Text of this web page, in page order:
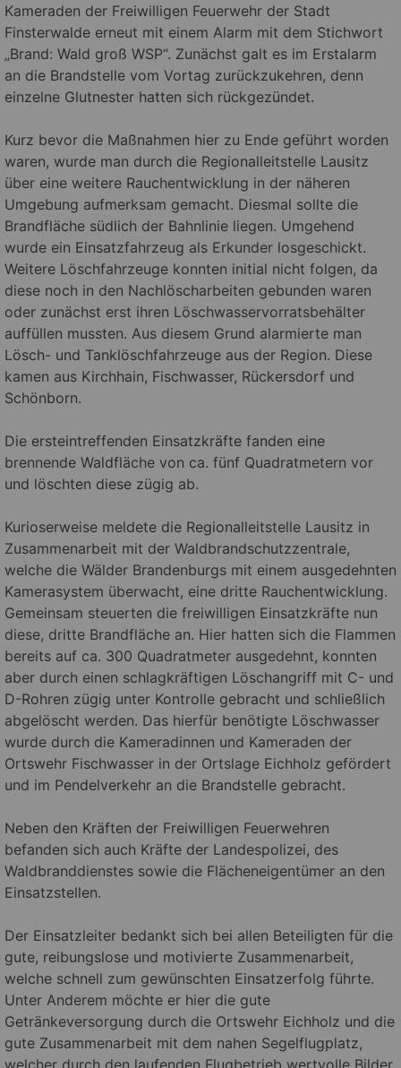
Kameraden der Freiwilligen Feuerwehr der Stadt
Finsterwalde erneut mit einem Alarm mit dem Stichwort
„Brand: Wald groß WSP“. Zunächst galt es im Erstalarm
an die Brandstelle vom Vortag zurückzukehren, denn
einzelne Glutnester hatten sich rückgezündet.
Kurz bevor die Maßnahmen hier zu Ende geführt worden
waren, wurde man durch die Regionalleitstelle Lausitz
über eine weitere Rauchentwicklung in der näheren
Umgebung aufmerksam gemacht. Diesmal sollte die
Brandfläche südlich der Bahnlinie liegen. Umgehend
wurde ein Einsatzfahrzeug als Erkunder losgeschickt.
Weitere Löschfahrzeuge konnten initial nicht folgen, da
diese noch in den Nachlöscharbeiten gebunden waren
oder zunächst erst ihren Löschwasservorratsbehälter
auffüllen mussten. Aus diesem Grund alarmierte man
Lösch- und Tanklöschfahrzeuge aus der Region. Diese
kamen aus Kirchhain, Fischwasser, Rückersdorf und
Schönborn.
Die ersteintreffenden Einsatzkräfte fanden eine
brennende Waldfläche von ca. fünf Quadratmetern vor
und löschten diese zügig ab.
Kurioserweise meldete die Regionalleitstelle Lausitz in
Zusammenarbeit mit der Waldbrandschutzzentrale,
welche die Wälder Brandenburgs mit einem ausgedehnten
Kamerasystem überwacht, eine dritte Rauchentwicklung.
Gemeinsam steuerten die freiwilligen Einsatzkräfte nun
diese, dritte Brandfläche an. Hier hatten sich die Flammen
bereits auf ca. 300 Quadratmeter ausgedehnt, konnten
aber durch einen schlagkräftigen Löschangriff mit C- und
D-Rohren zügig unter Kontrolle gebracht und schließlich
abgelöscht werden. Das hierfür benötigte Löschwasser
wurde durch die Kameradinnen und Kameraden der
Ortswehr Fischwasser in der Ortslage Eichholz gefördert
und im Pendelverkehr an die Brandstelle gebracht.
Neben den Kräften der Freiwilligen Feuerwehren
befanden sich auch Kräfte der Landespolizei, des
Waldbranddienstes sowie die Flächeneigentümer an den
Einsatzstellen.
Der Einsatzleiter bedankt sich bei allen Beteiligten für die
gute, reibungslose und motivierte Zusammenarbeit,
welche schnell zum gewünschten Einsatzerfolg führte.
Unter Anderem möchte er hier die gute
Getränkeversorgung durch die Ortswehr Eichholz und die
gute Zusammenarbeit mit dem nahen Segelflugplatz,
welcher durch den laufenden Flugbetrieb wertvolle Bilder